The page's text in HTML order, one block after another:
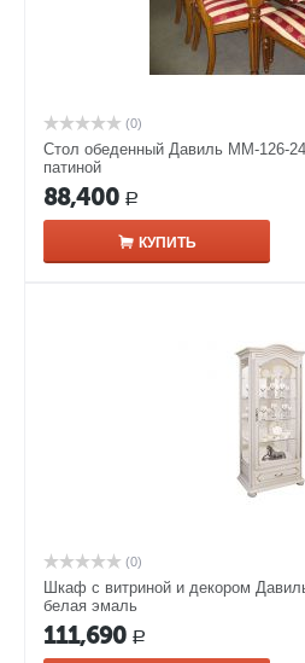
(0)
Стол обеденный Давиль ММ-126-
патиной
88,400 Р
КУПИТЬ
(0)
Шкаф с витриной и декором
белая эмаль
111,690 Р